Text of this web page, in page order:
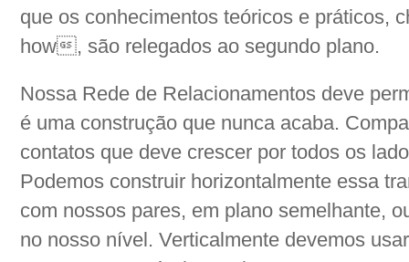
que os conhecimentos teóricos e práticos,
how, são relegados ao segundo plano.
Nossa Rede de Relacionamentos deve
é uma construção que nunca acaba.
contatos que deve crescer por todos os
Podemos construir horizontalmente essa
com nossos pares, em plano semelhante,
no nosso nível. Verticalmente devemos